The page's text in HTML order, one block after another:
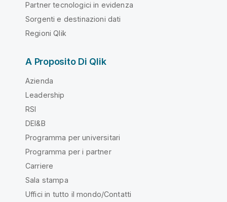
Partner tecnologici in evidenza
Sorgenti e destinazioni dati
Regioni Qlik
A Proposito Di Qlik
Azienda
Leadership
RSI
DEI&B
Programma per universitari
Programma per i partner
Carriere
Sala stampa
Uffici in tutto il mondo/Contatti